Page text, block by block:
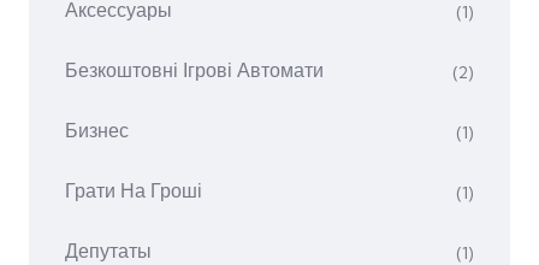
Аксессуары (1)
Безкоштовні Ігрові Автомати (2)
Бизнес (1)
Грати На Гроші (1)
Депутаты (1)